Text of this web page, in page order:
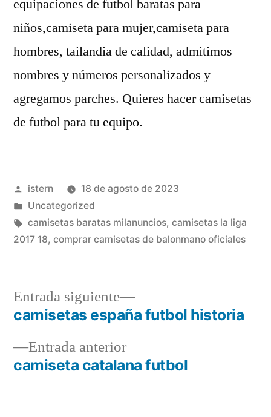
equipaciones de futbol baratas para
niños,camiseta para mujer,camiseta para
hombres, tailandia de calidad, admitimos
nombres y números personalizados y
agregamos parches. Quieres hacer camisetas
de futbol para tu equipo.
Publicado
por
istern
18 de agosto de 2023
Publicado
en
Uncategorized
Etiquetas:
camisetas baratas milanuncios, camisetas la liga
2017 18, comprar camisetas de balonmano oficiales
Navegación
deEntrada anteriorEntrada
anterior:
camiseta catalana futbol
Entrada siguiente
Entrada
siguiente:
camisetas españa futbol historia